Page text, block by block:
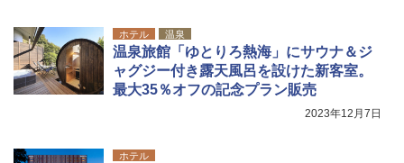
ホテル 温泉
温泉旅館「ゆとりろ熱海」にサウナ＆ジ
ャグジー付き露天風呂を設けた新客室。
最大35％オフの記念プラン販売
2023年12月7日
ホテル